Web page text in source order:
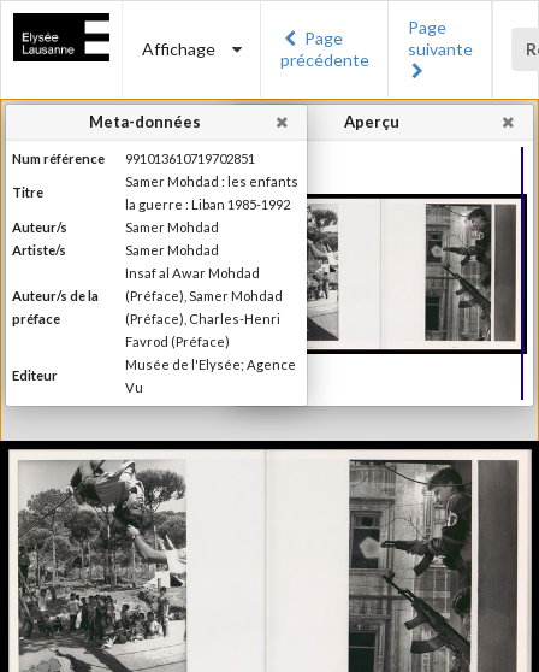
Affichage
Page
précédente
Page
suivante
Aperçu
Meta-données
Num référence 991013610719702851
Titre
Samer Mohdad : les enfants
la guerre : Liban 1985-1992
Auteur/s
Samer Mohdad
Artiste/s
Samer Mohdad
Auteur/s de la
préface
Insaf al Awar Mohdad
(Préface), Samer Mohdad
(Préface), Charles-Henri
Favrod (Préface)
Editeur
Musée de l'Elysée; Agence
Vu
Lieu d'édition
Lausanne; Paris
Série/Collection
Collection du Musée de
l'Elysée, Lausanne
Catégorie
Monographie
Type de reliure
Relié
Information
images
Noir & Blanc
Nombre de
pages
100 pages
Format
29 x 27 cm
Langues
Arabe, Français